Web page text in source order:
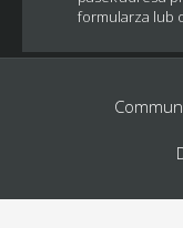
formularza lub